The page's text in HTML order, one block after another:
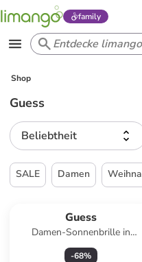
family
Shop
Guess
Beliebtheit
SALE Damen
Guess
Damen-Sonnenbrille in
Schwarz/ Lila
-68%